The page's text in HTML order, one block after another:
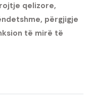
qelizore,
përgjigje
të mirë të